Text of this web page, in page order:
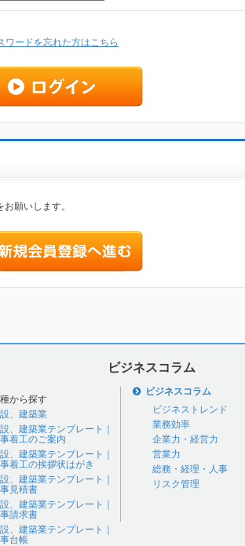
ワードを忘れた方はこちら
願いします。
ビジネスコラム
から探す
、建築業
、建築業テンプレート｜
着工のご案内
、建築業テンプレート｜
着工の挨拶状はがき
、建築業テンプレート｜
見積書
、建築業テンプレート｜
請求書
、建築業テンプレート｜
台帳
ビジネスコラム
ビジネストレンド
業務効率
企業力・経営力
営業力
総務・経理・人事
リスク管理